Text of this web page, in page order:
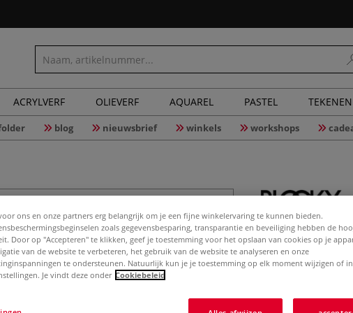
ACRYLVERF OLIEVERF AQUAREL PASTEL TEKENEN
blog nieuwsbrief winkels workshops
BLOCKX |
Met
acryl en gouache.
ons en onze partners erg belangrijk om je een fijne winkelervaring te kunnen bieden.
zoals gegevensbesparing, transparantie en beveiliging hebben de
Door op "Accepteren" te klikken, geef je toestemming voor het opslaan van cookies op je
van de website te verbeteren, het gebruik van de website te analyseren en onze
te ondersteunen. Natuurlijk kun je je toestemming op elk moment wijzigen of
Je vindt deze onder Cookiebeleid